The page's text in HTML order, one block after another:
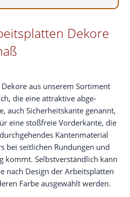
Dekore
aus unse­rem Sor­ti­ment
die eine attrak­ti­ve abge­
auch Sicher­heits­kan­te genannt,
eine stoß­freie Vor­der­kan­te, die
Kan­ten­ma­te­ri­al
bei seit­li­chen Run­dun­gen und
kommt. Selbst­ver­ständ­lich kann
nach Design der Arbeits­plat­ten
Far­be aus­ge­wählt werden.